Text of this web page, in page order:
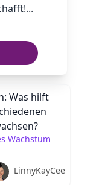
Was hilft
Wachstum
LinnyKayCee